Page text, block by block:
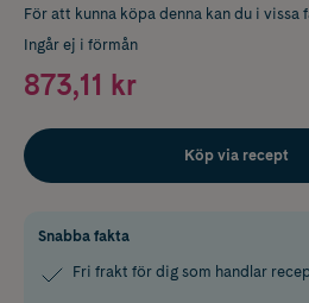
För att kunna köpa denna kan du i vissa
Ingår ej i förmån
873,11 kr
Köp via recept
Snabba fakta
Fri frakt för dig som handlar